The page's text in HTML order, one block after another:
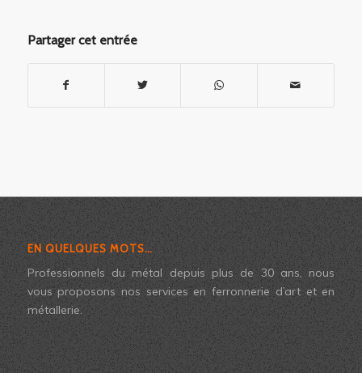
Partager cet entrée
EN QUELQUES MOTS…
Professionnels du métal depuis plus de 30 ans, nous
vous proposons nos services en ferronnerie d’art et en
métallerie.